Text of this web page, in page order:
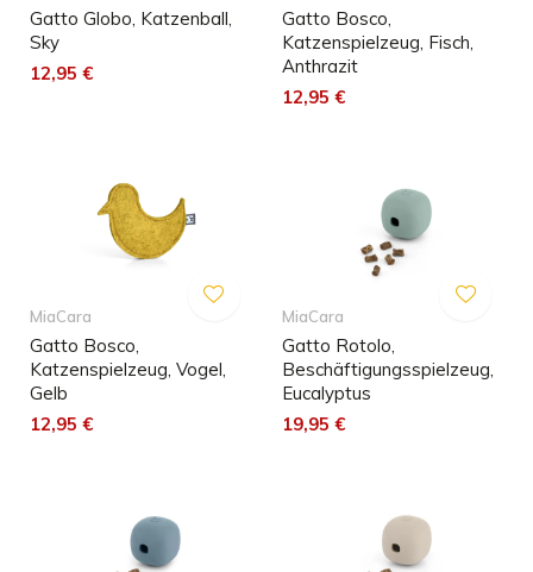
Gatto Globo, Katzenball,
Sky
12,95 €
Gatto Bosco,
Katzenspielzeug, Fisch,
Anthrazit
12,95 €
MiaCara
Gatto Bosco,
Katzenspielzeug, Vogel,
Gelb
12,95 €
MiaCara
Gatto Rotolo,
Beschäftigungsspielzeug,
Eucalyptus
19,95 €